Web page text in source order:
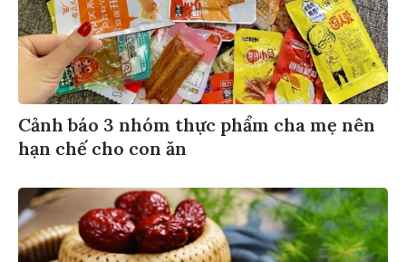
Cảnh báo 3 nhóm thực phẩm cha mẹ nên
hạn chế cho con ăn